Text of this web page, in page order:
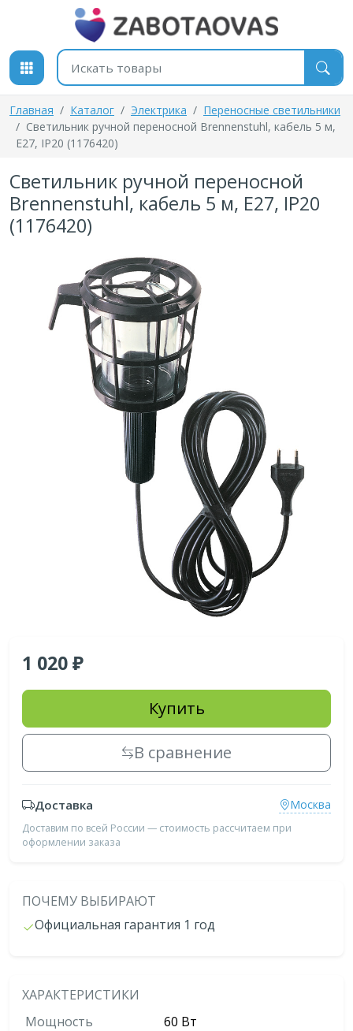
К содержимому
Поиск товаров
Главная Каталог Электрика
Переносные светильники
Светильник ручной переносной Brennenstuhl, кабель 5 м,
Е27, IP20 (1176420)
Светильник ручной переносной
Brennenstuhl, кабель 5 м, Е27, IP20
(1176420)
1 020
Купить
В сравнение
Доставка Москва
Доставим по всей России — стоимость рассчитаем при
оформлении заказа
ПОЧЕМУ ВЫБИРАЮТ
Официальная гарантия 1 год
ХАРАКТЕРИСТИКИ
Мощность
60 Вт